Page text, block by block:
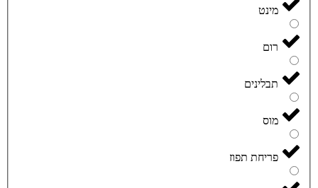
מינט
רום
תבלינים
מוס
פריחת תפוז